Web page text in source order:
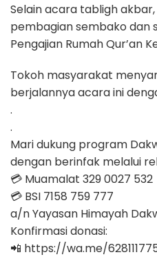
Selain acara tabligh
pembagian sembako dan
Pengajian Rumah Qur’an
Tokoh masyarakat
berjalannya acara ini
.
.
Mari dukung program
dengan berinfak melalui
💳 Muamalat 329 0027 532
💳 BSI 7158 759 777
a/n Yayasan Himayah
Konfirmasi donasi:
📲 https://wa.me/